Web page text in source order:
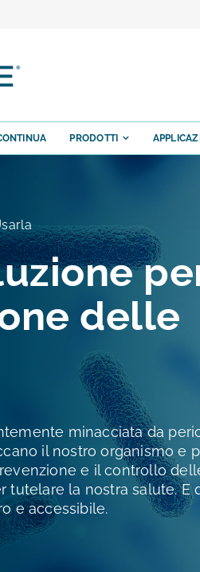
PRODOTTI
delle
minacciata da
il nostro organismo e
e il controllo
tutelare la nostra salute. E
e accessibile.